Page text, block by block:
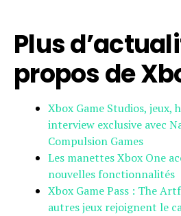
Plus
propos de
Xbox Game Studios,
interview exclusive avec
Compulsion Games
Les manettes Xbox One
nouvelles fonctionnalités
Xbox Game Pass : The
autres jeux rejoignent le